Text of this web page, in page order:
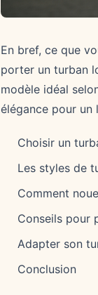
En bref, ce que
porter un turban
modèle idéal
élégance pour un
Choisir un
Les styles de
Comment
Conseils pour
Adapter son
Conclusion